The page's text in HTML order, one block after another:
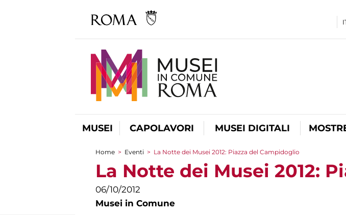
MUSEI CAPOLAVORI MUSEI DIGITALI
Tu sei qui
Home > Eventi > La Notte dei Musei 2012: Piazza del Campidoglio
La Notte dei Musei 2012:
06/10/2012
Musei in Comune